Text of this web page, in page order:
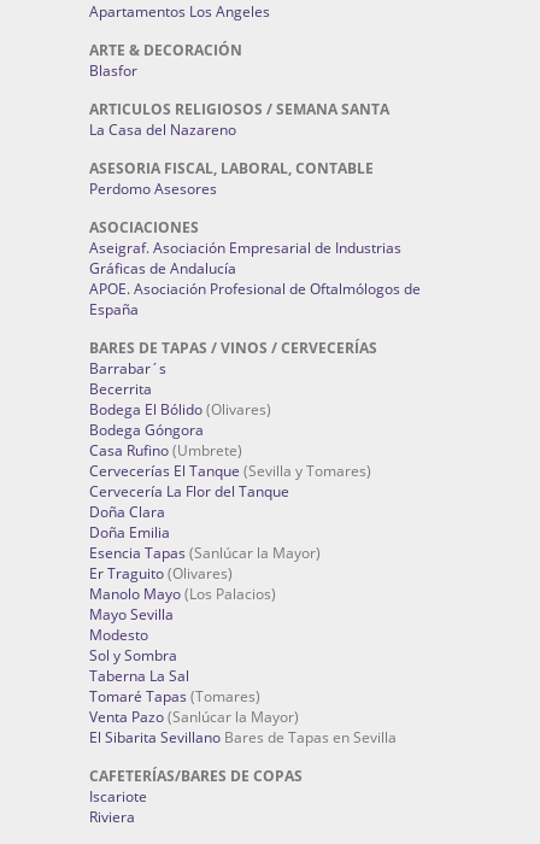
Apartamentos Los Angeles
ARTE & DECORACIÓN
Blasfor
ARTICULOS RELIGIOSOS / SEMANA SANTA
La Casa del Nazareno
ASESORIA FISCAL, LABORAL, CONTABLE
Perdomo Asesores
ASOCIACIONES
Aseigraf. Asociación Empresarial de Industrias
Gráficas de Andalucía
APOE. Asociación Profesional de Oftalmólogos de
España
BARES DE TAPAS / VINOS / CERVECERÍAS
Barrabar´s
Becerrita
Bodega El Bólido(Olivares)
Bodega Góngora
Casa Rufino(Umbrete)
Cervecerías El Tanque (Sevilla y Tomares)
Cervecería La Flor del Tanque
Doña Clara
Doña Emilia
Esencia Tapas (Sanlúcar la Mayor)
Er Traguito(Olivares)
Manolo Mayo(Los Palacios)
Mayo Sevilla
Modesto
Sol y Sombra
Taberna La Sal
Tomaré Tapas (Tomares)
Venta Pazo(Sanlúcar la Mayor)
El Sibarita Sevillano Bares de Tapas en Sevilla
CAFETERÍAS/BARES DE COPAS
Iscariote
Riviera